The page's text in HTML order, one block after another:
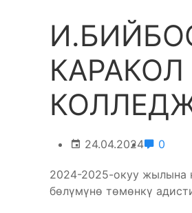
24.04.2024 0
2024-2025-окуу жылына
бөлүмүнө төмөнкү